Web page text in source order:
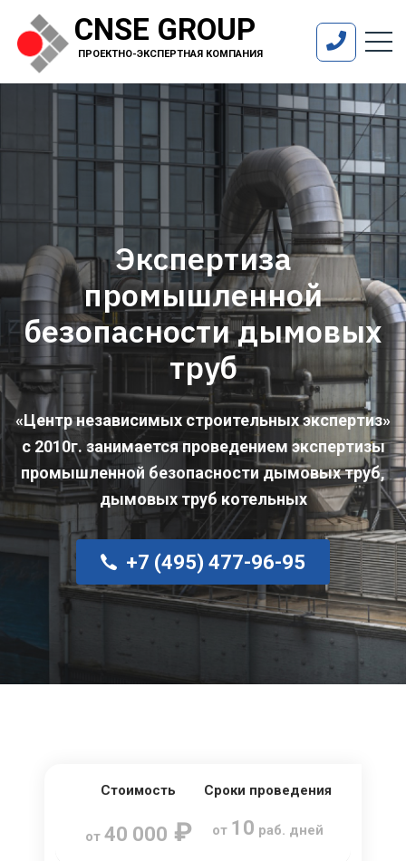
CNSE GROUP
ПРОЕКТНО-ЭКСПЕРТНАЯ КОМПАНИЯ
Экспертиза
промышленной
безопасности дымовых
труб
«Центр независимых строительных экспертиз»
с 2010г. занимается проведением экспертизы
промышленной безопасности дымовых труб,
дымовых труб котельных
+7 (495) 477-96-95
Стоимость
от 40 000 ₽
Сроки проведения
от 10 раб. дней